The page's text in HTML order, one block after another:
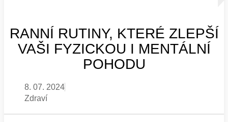
RANNÍ RUTINY, KTERÉ ZLEPŠÍ
VAŠI FYZICKOU I MENTÁLNÍ
POHODU
8. 07. 2024
Zdraví